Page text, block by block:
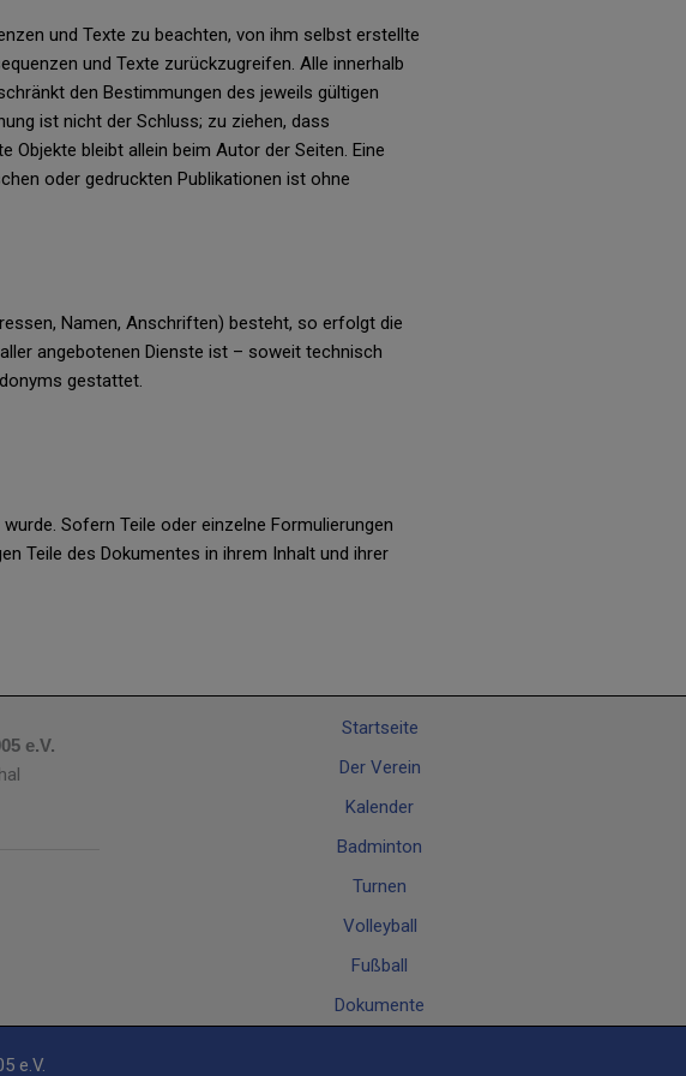
und Texte zu beachten, von ihm selbst erstellte
und Texte zurückzugreifen. Alle innerhalb
den Bestimmungen des jeweils gültigen
ist nicht der Schluss; zu ziehen, dass
bleibt allein beim Autor der Seiten. Eine
oder gedruckten Publikationen ist ohne
Namen, Anschriften) besteht, so erfolgt die
angebotenen Dienste ist – soweit technisch
gestattet.
Sofern Teile oder einzelne Formulierungen
Teile des Dokumentes in ihrem Inhalt und ihrer
e.V.
Startseite
Der Verein
Kalender
Badminton
Turnen
Volleyball
Fußball
Dokumente
e.V.